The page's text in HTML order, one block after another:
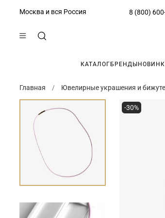
Москва и вся Россия 8 (800)
КАТАЛОГ БРЕНДЫ
Главная Ювелирные украшения и
-30%